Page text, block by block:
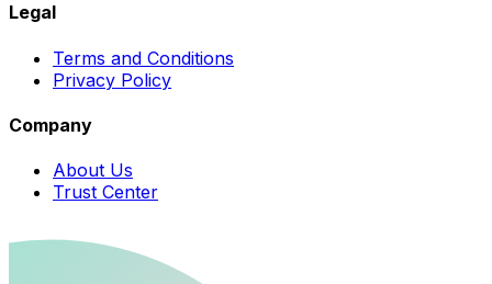
Legal
Terms and Conditions
Privacy Policy
Company
About Us
Trust Center